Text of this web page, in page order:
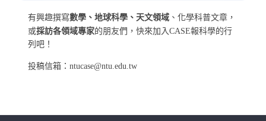
有興趣撰寫數學、地球科學、天文領域 、化學科普文章，
或採訪各領域專家的朋友們，快來加入CASE報科學的行
列吧！
投稿信箱：ntucase@ntu.edu.tw